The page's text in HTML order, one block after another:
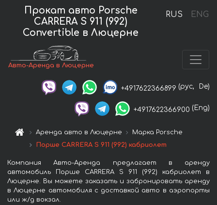
RUS ENG
Прокат авто Porsche
CARRERA S 911 (992)
Convertible в Люцерне
Авто-Аренда в Люцерне
+4917622366899 (рус, De)
+4917622366900 (Eng)
Аренда авто в Люцерне
Марка Porsche
Порше CARRERA S 911 (992) кабриолет
Компания Авто-Аренда предлагает в аренду
автомобиль Порше CARRERA S 911 (992) кабриолет в
Люцерне. Вы можете заказать и забронировать аренду
в Люцерне автомобиля с доставкой авто в аэропорты
или ж/д вокзал.